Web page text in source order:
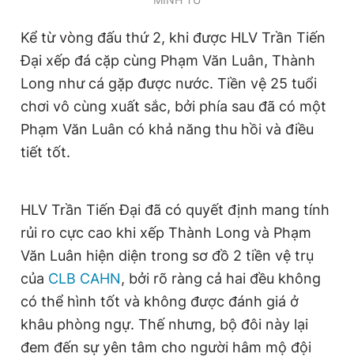
Kể từ vòng đấu thứ 2, khi được HLV Trần Tiến
Đại xếp đá cặp cùng Phạm Văn Luân, Thành
Long như cá gặp được nước. Tiền vệ 25 tuổi
chơi vô cùng xuất sắc, bởi phía sau đã có một
Phạm Văn Luân có khả năng thu hồi và điều
tiết tốt.
HLV Trần Tiến Đại đã có quyết định mang tính
rủi ro cực cao khi xếp Thành Long và Phạm
Văn Luân hiện diện trong sơ đồ 2 tiền vệ trụ
của CLB CAHN, bởi rõ ràng cả hai đều không
có thể hình tốt và không được đánh giá ở
khâu phòng ngự. Thế nhưng, bộ đôi này lại
đem đến sự yên tâm cho người hâm mộ đội